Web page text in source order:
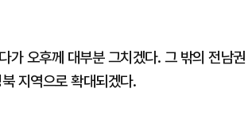
가 오후께 대부분 그치겠다. 그 밖의 전남권
지역으로 확대되겠다.